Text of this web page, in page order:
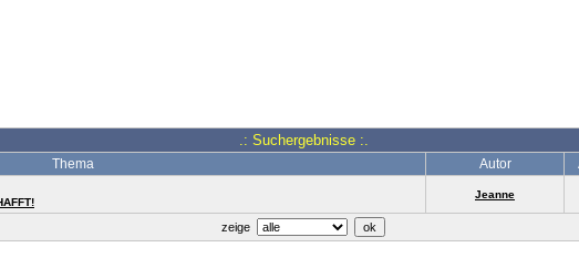
.: Suchergebnisse :.
Thema Autor
Jeanne
zeige